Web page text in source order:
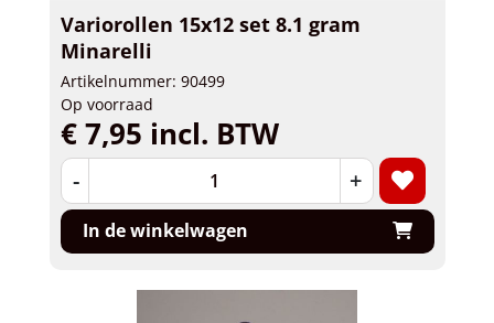
Variorollen 15x12 set 8.1 gram
Minarelli
Artikelnummer: 90499
Op voorraad
€ 7,95 incl. BTW
- +
In de winkelwagen